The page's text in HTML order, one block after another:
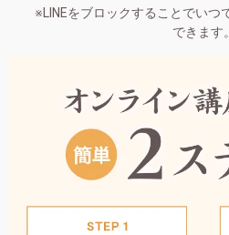
※LINEをブロックすることでいつ
できます。